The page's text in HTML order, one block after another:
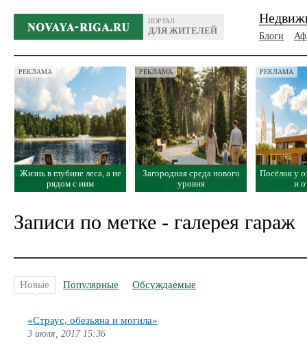
ПОРТАЛ
ДЛЯ ЖИТЕЛЕЙ
Блоги
РЕКЛАМА
Жизнь в глубине леса, а не
рядом с ним
РЕКЛАМА
Загородная среда нового
уровня
РЕКЛАМА
Посёлок у
и
Записи по метке - галерея гараж
Новые Популярные Обсуждаемые
«Страус, обезьяна и могила»
3 июля, 2017 15:36